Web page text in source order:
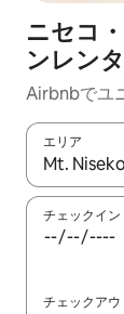
ニセコ
ンレン
Airbnbでユ
エリア
検索結果
チェックイン
チェックアウ